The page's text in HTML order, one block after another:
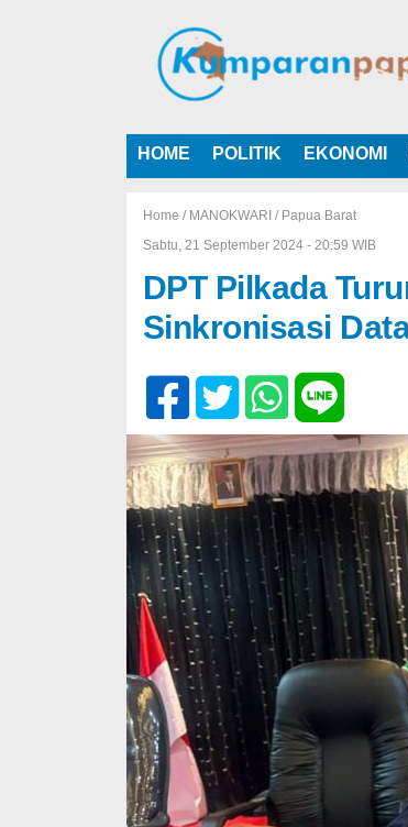
HOME POLITIK EKONOMI
Home / MANOKWARI / Papua Barat
Sabtu, 21 September 2024 - 20:59 WIB
DPT Pilkada
Sinkronisasi